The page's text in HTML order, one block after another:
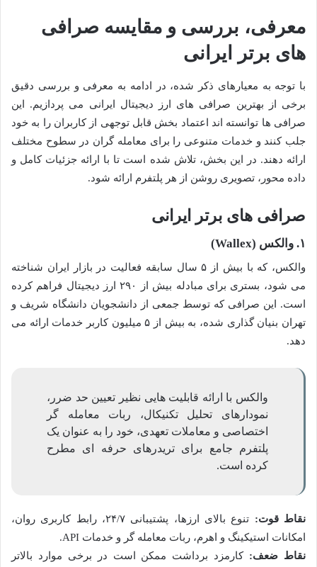
معرفی، بررسی و مقایسه صرافی
های برتر ایرانی
با توجه به معیارهای ذکر شده، در ادامه به معرفی و بررسی دقیق
برخی از بهترین صرافی های ارز دیجیتال ایرانی می پردازیم. این
صرافی ها توانسته اند اعتماد بخش قابل توجهی از کاربران را به خود
جلب کنند و خدمات متنوعی را برای معامله گران در سطوح مختلف
ارائه دهند. در این بخش، تلاش شده است تا با ارائه جزئیات کامل و
داده محور، تصویری روشن از هر پلتفرم ارائه شود.
صرافی های برتر ایرانی
۱. والکس (Wallex)
والکس، که با بیش از ۵ سال سابقه فعالیت در بازار ایران شناخته
می شود، بستری برای مبادله بیش از ۲۹۰ ارز دیجیتال فراهم کرده
است. این صرافی که توسط جمعی از دانشجویان دانشگاه شریف و
تهران بنیان گذاری شده، به بیش از ۵ میلیون کاربر خدمات ارائه می
دهد.
والکس با ارائه قابلیت هایی نظیر تعیین حد ضرر،
نمودارهای تحلیل تکنیکال، ربات معامله گر
اختصاصی و معاملات تعهدی، خود را به عنوان یک
پلتفرم جامع برای تریدرهای حرفه ای مطرح
کرده است.
نقاط قوت:
تنوع بالای ارزها، پشتیبانی ۲۴/۷، رابط کاربری روان،
امکانات استیکینگ و اهرم، ربات معامله گر و خدمات API.
نقاط ضعف: کارمزد برداشت ممکن است در برخی موارد بالاتر